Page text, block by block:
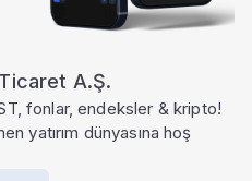
A.Ş.
fonlar, endeksler & kripto!
yatırım dünyasına hoş